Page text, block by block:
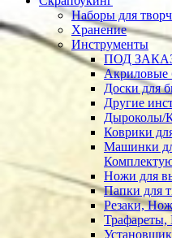
Наборы для
Хранение
Инструменты
ПОД
Акриловые
Доски для
Другие
Дыроколы/
Коврики
Машинки
Ножи для
Папки для
Резаки,
Трафареты,